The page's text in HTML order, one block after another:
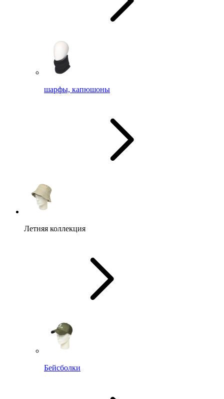
шарфы, капюшоны
Летняя коллекция
Бейсболки